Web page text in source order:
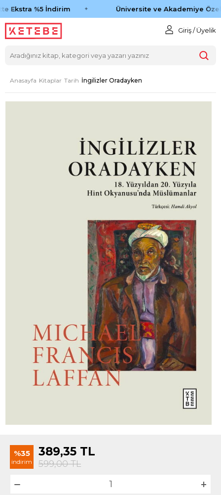
Ekstra %5 İndirim Üniversite ve Akademiye Özel
Giriş / Üyelik
Anasayfa Kitaplar Tarih İngilizler Oradayken
%35
indirim
389,35 TL
599,00TL